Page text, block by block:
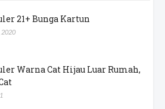
21+ Bunga Kartun
2020
Warna Cat Hijau Luar Rumah,